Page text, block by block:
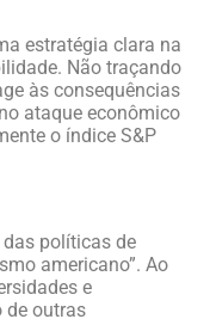
estratégia clara na
Não traçando
às consequências
ataque econômico
o índice S&P
políticas de
americano”. Ao
e
de outras